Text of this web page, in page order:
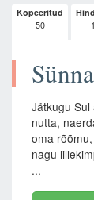
Kopeeritud
50
Jätkugu Sul
nutta,
oma
nagu
...